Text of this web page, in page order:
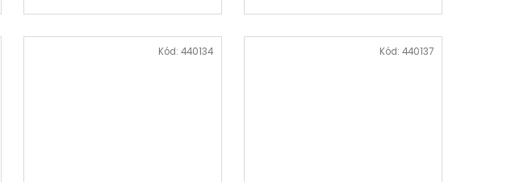
Kód: 440134 Kód: 440137